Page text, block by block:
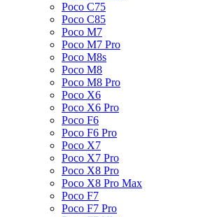
Poco C75
Poco C85
Poco M7
Poco M7 Pro
Poco M8s
Poco M8
Poco M8 Pro
Poco X6
Poco X6 Pro
Poco F6
Poco F6 Pro
Poco X7
Poco X7 Pro
Poco X8 Pro
Poco X8 Pro Max
Poco F7
Poco F7 Pro